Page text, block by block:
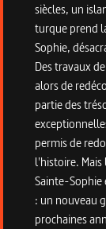
siècles, un
turque prend
Sophie,
Des travaux
alors de
partie des
permis de
l'histoire. Mais
Sainte-
: un nouveau
prochaines